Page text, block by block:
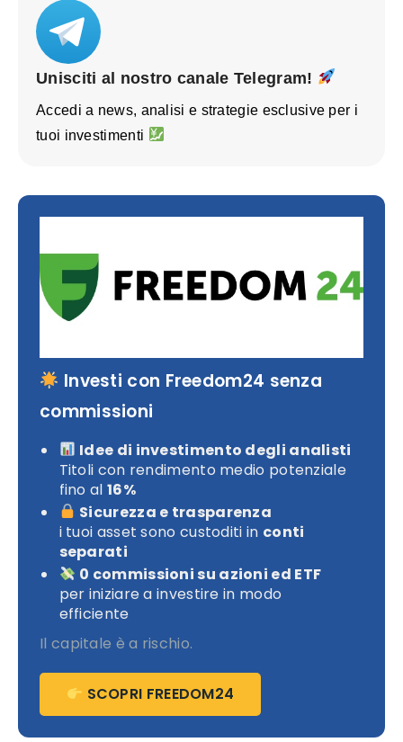
Unisciti al nostro canale Telegram!
Accedi a news, analisi e strategie esclusive per i
tuoi investimenti
Investi con Freedom24 senza
commissioni
Idee di investimento degli analisti
Titoli con rendimento medio potenziale
fino al 16%
Sicurezza e trasparenza
i tuoi asset sono custoditi in conti
separati
0 commissioni su azioni ed ETF
per iniziare a investire in modo
efficiente
Il capitale è a rischio.
SCOPRI FREEDOM24